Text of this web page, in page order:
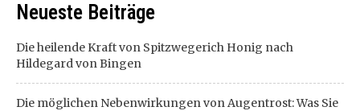
Neueste Beiträge
Die heilende Kraft von Spitzwegerich Honig nach
Hildegard von Bingen
Die möglichen Nebenwirkungen von Augentrost: Was Sie